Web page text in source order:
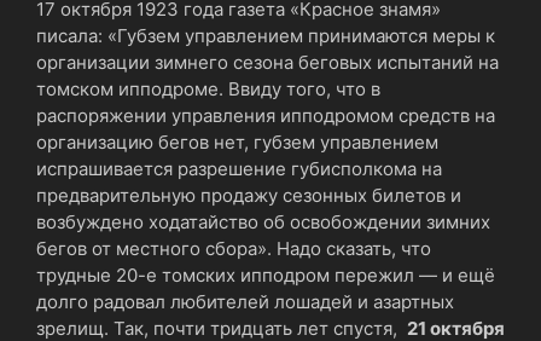
17 октября 1923 года газета «Красное знамя»
писала: «Губзем управлением принимаются меры к
организации зимнего сезона беговых испытаний на
томском ипподроме. Ввиду того, что в
распоряжении управления ипподромом средств на
организацию бегов нет, губзем управлением
испрашивается разрешение губисполкома на
предварительную продажу сезонных билетов и
возбуждено ходатайство об освобождении зимних
бегов от местного сбора». Надо сказать, что
трудные 20-е томских ипподром пережил — и ещё
долго радовал любителей лошадей и азартных
зрелищ. Так, почти тридцать лет спустя, 21 октября